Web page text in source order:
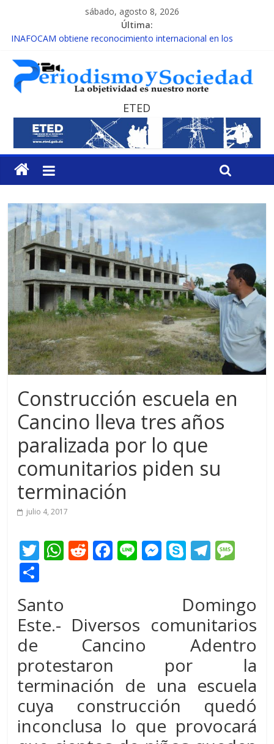
sábado, agosto 8, 2026
Última:
INAFOCAM obtiene reconocimiento internacional en los
15 de febrero de cada año es Día Nacional de la lucha contra el
cáncer infantil
EL ENFOQUE UNILATERAL DE LA COALICIÓN
MESCyT y Universidad Albizu apoyarán rehabilitación de
reclusos
MESCyT presenta calendario de Consulta Nacional por la
Educación
ETED
Construcción escuela en
Cancino lleva tres años
paralizada por lo que
comunitarios piden su
terminación
julio 4, 2017
T
er
W
A
p
R
t
F
o
o
Li M
n
er
S
p
e
T
gr
a
m
a
g
e
m
p
ti
r
Santo Domingo
Este.- Diversos comunitarios
de Cancino Adentro
protestaron por la
terminación de una escuela
cuya construcción quedó
inconclusa lo que provocará